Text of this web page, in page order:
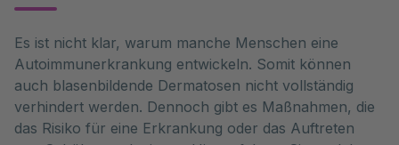
Es ist nicht klar, warum manche Menschen eine
Autoimmunerkrankung entwickeln. Somit können
auch blasenbildende Dermatosen nicht vollständig
verhindert werden. Dennoch gibt es Maßnahmen, die
das Risiko für eine Erkrankung oder das Auftreten